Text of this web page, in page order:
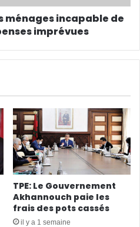
ménages incapable de
imprévues
TPE: Le Gouvernement
Akhannouch paie les
frais des pots cassés
il y a 1 semaine